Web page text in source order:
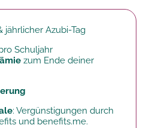
jährlicher Azubi-Tag
Schuljahr
zum Ende deiner
: Vergünstigungen durch
und benefits.me.